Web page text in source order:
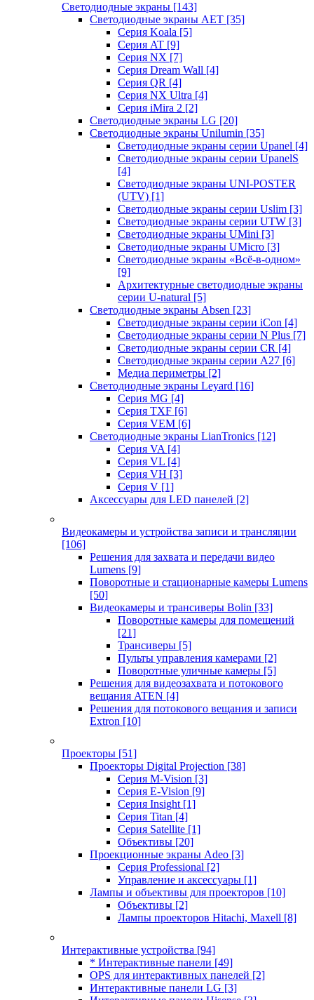
Светодиодные экраны [143]
Светодиодные экраны AET [35]
Cерия Koala [5]
Серия AT [9]
Серия NX [7]
Серия Dream Wall [4]
Серия QR [4]
Серия NX Ultra [4]
Серия iMira 2 [2]
Светодиодные экраны LG [20]
Светодиодные экраны Unilumin [35]
Светодиодные экраны серии Upanel [4]
Светодиодные экраны серии UpanelS
[4]
Светодиодные экраны UNI-POSTER
(UTV) [1]
Светодиодные экраны серии Uslim [3]
Светодиодные экраны серии UTW [3]
Светодиодные экраны UMini [3]
Светодиодные экраны UMicro [3]
Светодиодные экраны «Всё-в-одном»
[9]
Архитектурные светодиодные экраны
серии U-natural [5]
Светодиодные экраны Absen [23]
Светодиодные экраны серии iCon [4]
Светодиодные экраны серии N Plus [7]
Светодиодные экраны серии CR [4]
Светодиодные экраны серии А27 [6]
Медиа периметры [2]
Светодиодные экраны Leyard [16]
Серия MG [4]
Серия TXF [6]
Серия VEM [6]
Светодиодные экраны LianTronics [12]
Серия VA [4]
Серия VL [4]
Серия VH [3]
Серия V [1]
Аксессуары для LED панелей [2]
Видеокамеры и устройства записи и трансляции
[106]
Решения для захвата и передачи видео
Lumens [9]
Поворотные и стационарные камеры Lumens
[50]
Видеокамеры и трансиверы Bolin [33]
Поворотные камеры для помещений
[21]
Трансиверы [5]
Пульты управления камерами [2]
Поворотные уличные камеры [5]
Решения для видеозахвата и потокового
вещания ATEN [4]
Решения для потокового вещания и записи
Extron [10]
Проекторы [51]
Проекторы Digital Projection [38]
Серия M-Vision [3]
Серия E-Vision [9]
Серия Insight [1]
Серия Titan [4]
Серия Satellite [1]
Объективы [20]
Проекционные экраны Adeo [3]
Серия Professional [2]
Управление и аксессуары [1]
Лампы и объективы для проекторов [10]
Объективы [2]
Лампы проекторов Hitachi, Maxell [8]
Интерактивные устройства [94]
* Интерактивные панели [49]
OPS для интерактивных панелей [2]
Интерактивные панели LG [3]